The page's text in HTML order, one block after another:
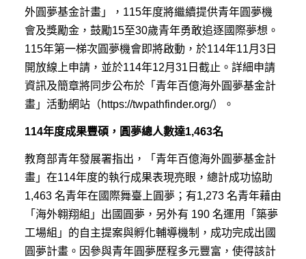
外圓夢基金計畫」，115年度將繼續提供青年圓夢機
會及獎勵金，鼓勵15至30歲青年勇敢追逐國際夢想。
115年第一梯次圓夢機會即將啟動，於114年11月3日
開放線上申請，並於114年12月31日截止。詳細申請
資訊及簡章將同步公布於「青年百億海外圓夢基金計
畫」活動網站（https://twpathfinder.org/）。
114年度成果豐碩，圓夢總人數達1,463名
教育部青年發展署指出，「青年百億海外圓夢基金計
畫」在114年度的執行成果表現亮眼，總計成功協助
1,463 名青年在國際舞臺上圓夢；有1,273 名青年藉由
「海外翱翔組」出國圓夢，另外有 190 名運用「築夢
工場組」的自主提案與孵化輔導機制，成功完成出國
圓夢計畫。因參與青年圓夢歷程多元豐富，使得該計